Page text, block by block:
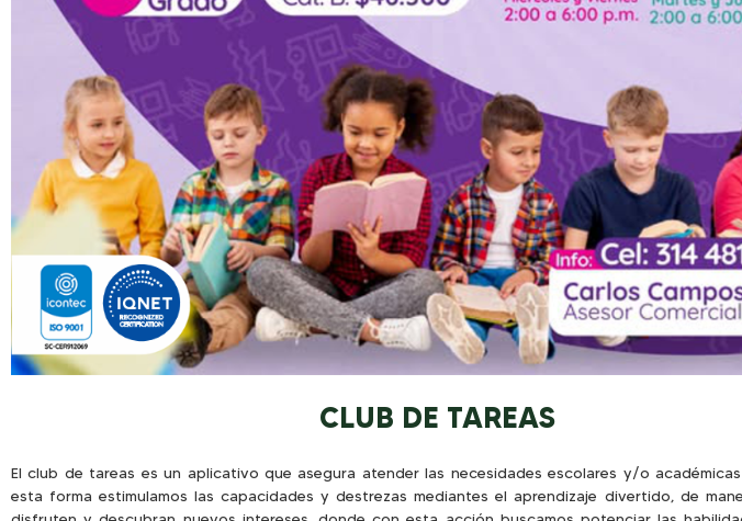
CLUB DE TAREAS
El club de tareas es un aplicativo que asegura atender las necesidades escolares y/o
esta forma estimulamos las capacidades y destrezas mediantes el aprendizaje divertido, de